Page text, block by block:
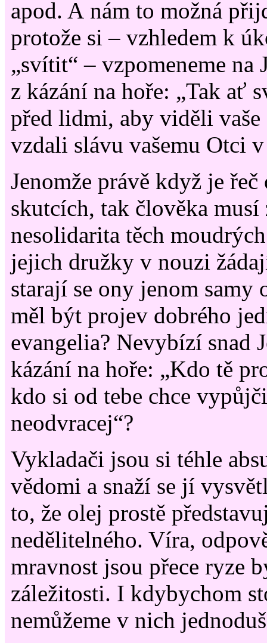
apod. A nám to možná
protože si – vzhledem k
„svítit“ – vzpomeneme na
z kázání na hoře: „Tak ať
před lidmi, aby viděli vaše
vzdali slávu vašemu Otci v
Jenomže právě když je
skutcích, tak člověka musí
nesolidarita těch
jejich družky v nouzi
starají se ony jenom samy
měl být projev dobrého
evangelia? Nevybízí snad
kázání na hoře: „Kdo tě
kdo si od tebe chce
neodvracej“?
Vykladači jsou si téhle
vědomi a snaží se jí
to, že olej prostě
nedělitelného. Víra,
mravnost jsou přece ryze
záležitosti. I kdybychom
nemůžeme v nich